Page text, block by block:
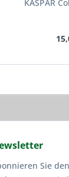
KASPAR
Sie